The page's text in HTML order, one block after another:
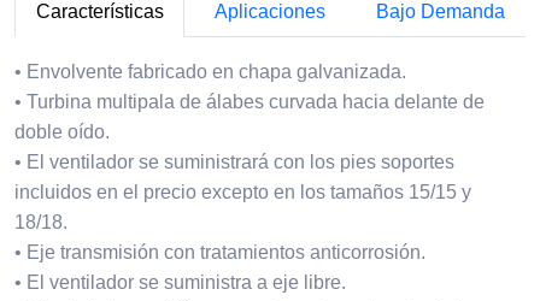
Características Aplicaciones Bajo Demanda
• Envolvente fabricado en chapa galvanizada.
• Turbina multipala de álabes curvada hacia delante de
doble oído.
• El ventilador se suministrará con los pies soportes
incluidos en el precio excepto en los tamaños 15/15 y
18/18.
• Eje transmisión con tratamientos anticorrosión.
• El ventilador se suministra a eje libre.